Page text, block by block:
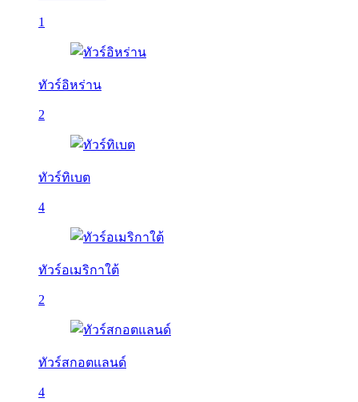
1
ทัวร์อิหร่าน
2
ทัวร์ทิเบต
4
ทัวร์อเมริกาใต้
2
ทัวร์สกอตแลนด์
4